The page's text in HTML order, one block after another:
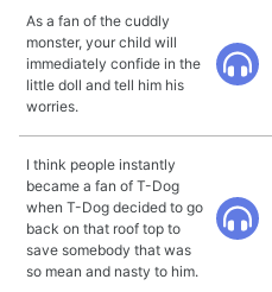
As a fan of the cuddly
monster, your child will
immediately confide in the
little doll and tell him his
worries.
I think people instantly
became a fan of T-Dog
when T-Dog decided to go
back on that roof top to
save somebody that was
so mean and nasty to him.